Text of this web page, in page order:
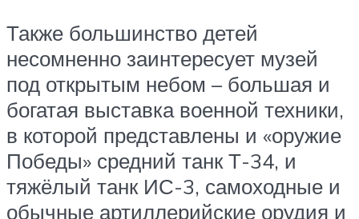
Также большинство детей
несомненно заинтересует музей
под открытым небом – большая и
богатая выставка военной техники,
в которой представлены и «оружие
Победы» средний танк Т-34, и
тяжёлый танк ИС-3, самоходные и
обычные артиллерийские орудия и